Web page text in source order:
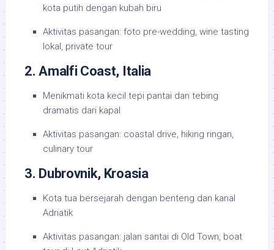
kota putih dengan kubah biru
Aktivitas pasangan: foto pre-wedding, wine tasting
lokal, private tour
2. Amalfi Coast, Italia
Menikmati kota kecil tepi pantai dan tebing
dramatis dari kapal
Aktivitas pasangan: coastal drive, hiking ringan,
culinary tour
3. Dubrovnik, Kroasia
Kota tua bersejarah dengan benteng dan kanal
Adriatik
Aktivitas pasangan: jalan santai di Old Town, boat